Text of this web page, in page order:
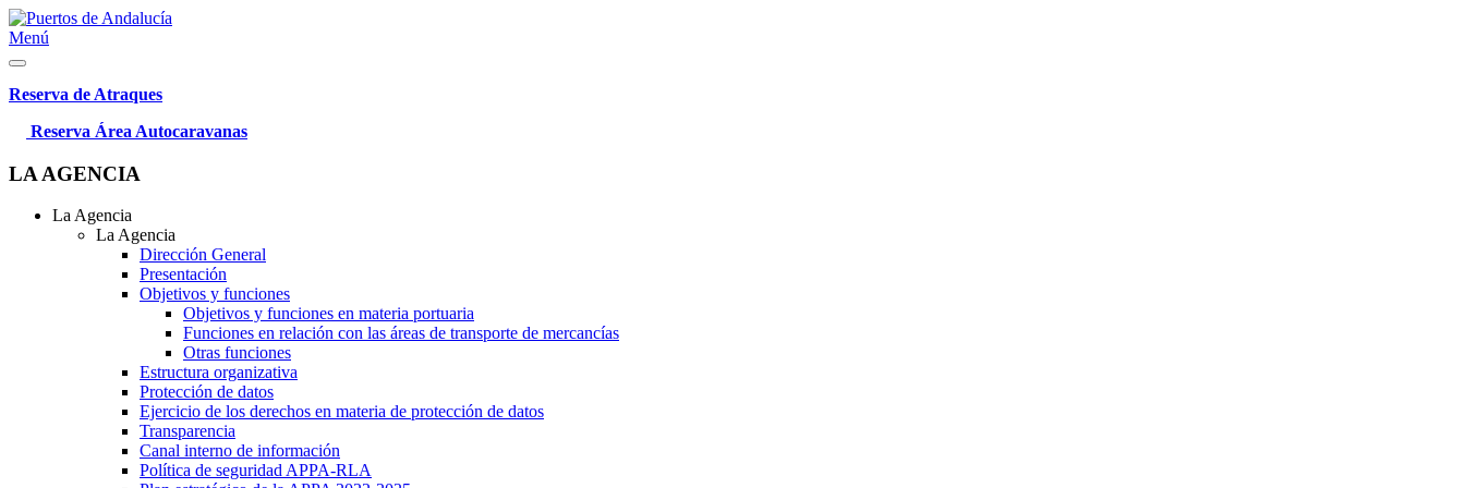
Menú
Reserva de Atraques
Reserva Área Autocaravanas
LA AGENCIA
La Agencia
La Agencia
Dirección General
Presentación
Objetivos y funciones
Objetivos y funciones en materia portuaria
Funciones en relación con las áreas de transporte de mercancías
Otras funciones
Estructura organizativa
Protección de datos
Ejercicio de los derechos en materia de protección de datos
Transparencia
Canal interno de información
Política de seguridad APPA-RLA